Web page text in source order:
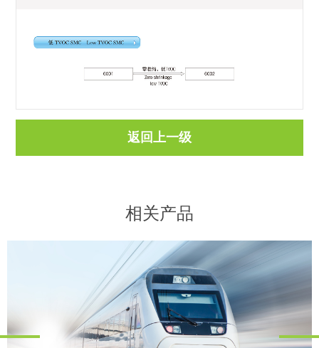
返回上一级
相关产品